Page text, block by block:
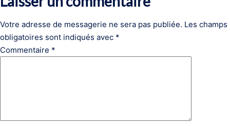
Votre adresse de messagerie ne sera pas publiée. Les champs
obligatoires sont indiqués avec *
Commentaire *